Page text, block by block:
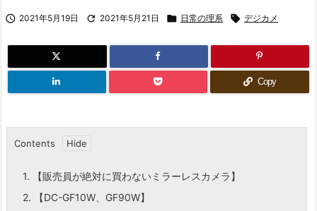
 2021年5月19日  2021年5月21日  日常の理系  デジカメ
Copy
Contents
1. 【販売員が絶対に買わないミラーレスカメラ】
2. 【DC-GF10W、GF90W】